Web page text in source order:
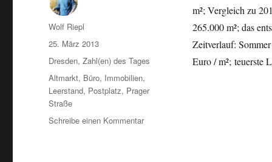
m²; Vergleich zu
265.000 m²; das
Zeitverlauf:
Euro / m²; teuerste
Autor
Wolf Riepl
Veröffentlicht
am
25. März 2013
Kategorien
Dresden,Zahl(en) des Tages
Schlagwörter
Altmarkt, Büro, Immobilien,
Leerstand, Postplatz, Prager
Straße
Schreibe einen Kommentarzu